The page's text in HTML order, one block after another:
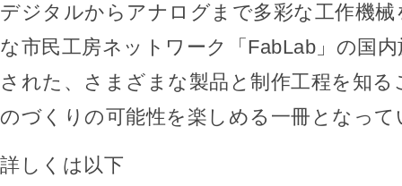
デジタルからアナログまで多彩な工作機械
な市民工房ネットワーク「FabLab」の国
された、さまざまな製品と制作工程を知
のづくりの可能性を楽しめる一冊となって
詳しくは以下